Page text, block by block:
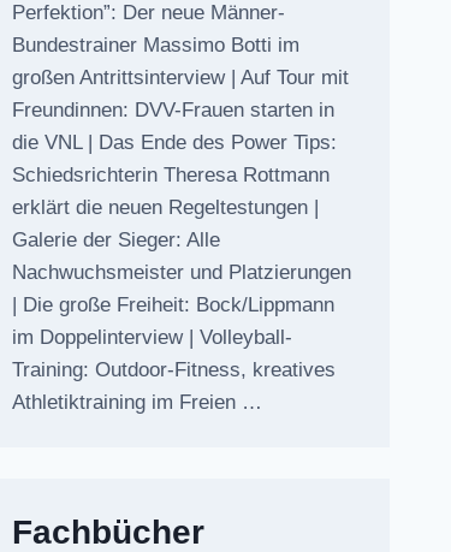
Perfektion”: Der neue Männer-
Bundestrainer Massimo Botti im
großen Antrittsinterview | Auf Tour mit
Freundinnen: DVV-Frauen starten in
die VNL | Das Ende des Power Tips:
Schiedsrichterin Theresa Rottmann
erklärt die neuen Regeltestungen |
Galerie der Sieger: Alle
Nachwuchsmeister und Platzierungen
| Die große Freiheit: Bock/Lippmann
im Doppelinterview | Volleyball-
Training: Outdoor-Fitness, kreatives
Athletiktraining im Freien …
Fachbücher